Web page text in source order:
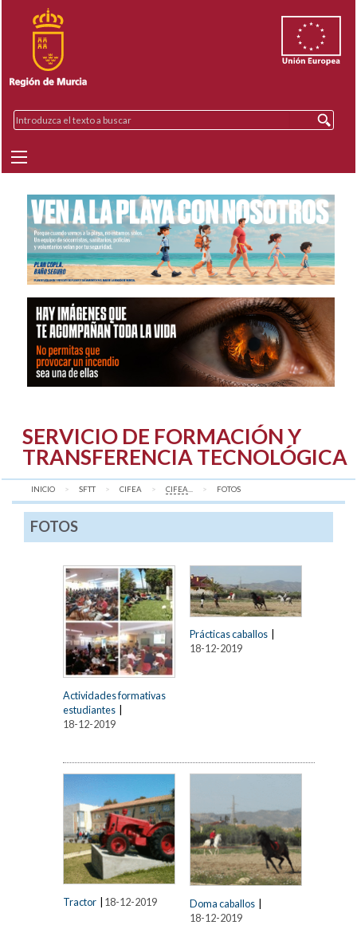
SERVICIO DE FORMACIÓN Y
TRANSFERENCIA TECNOLÓGICA
INICIO SFTT CIFEA CIFEA AQUÍ:
FOTOS
FOTOS
Actividades formativas
estudiantes
18-12-2019
Prácticas caballos
18-12-2019
Tractor 18-12-2019 Doma caballos
18-12-2019